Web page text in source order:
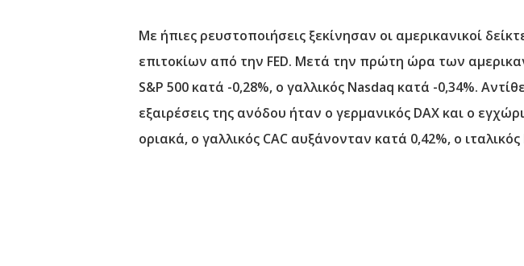
Με ήπιες ρευστοποιήσεις ξεκίνησαν οι αμερικανικοί
επιτοκίων από την FED. Μετά την πρώτη ώρα των
S&P 500 κατά -0,28%, ο γαλλικός Nasdaq κατά -0,34%.
εξαιρέσεις της ανόδου ήταν ο γερμανικός DAX και ο
οριακά, ο γαλλικός CAC αυξάνονταν κατά 0,42%, ο